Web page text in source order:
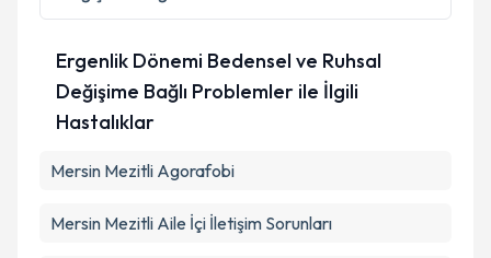
Ergenlik Dönemi Bedensel ve Ruhsal
Değişime Bağlı Problemler ile İlgili
Hastalıklar
Mersin Mezitli Agorafobi
Mersin Mezitli Aile İçi İletişim Sorunları